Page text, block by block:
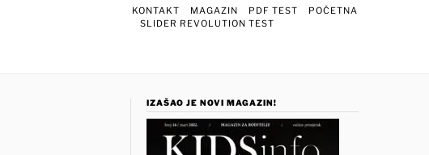
KONTAKT MAGAZIN PDF TEST
POČETNA
SLIDER REVOLUTION TEST
IZAŠAO JE NOVI MAGAZIN!